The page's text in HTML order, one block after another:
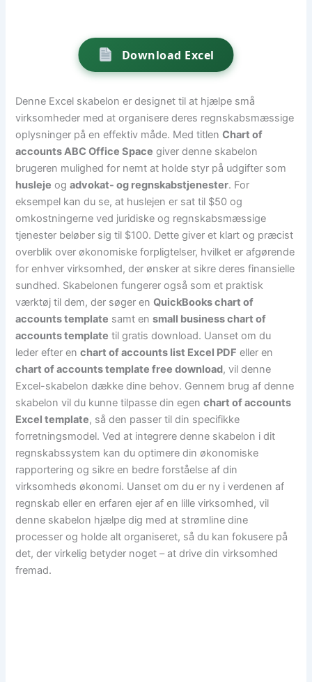
Download Excel
Denne Excel skabelon er designet til at hjælpe små
virksomheder med at organisere deres regnskabsmæssige
oplysninger på en effektiv måde. Med titlenChart of
accounts ABC Office Space giver denne skabelon
brugeren mulighed for nemt at holde styr på udgifter som
husleje ogadvokat- og regnskabstjenester. For
eksempel kan du se, at huslejen er sat til $50 og
omkostningerne ved juridiske og regnskabsmæssige
tjenester beløber sig til $100. Dette giver et klart og præcist
overblik over økonomiske forpligtelser, hvilket er afgørende
for enhver virksomhed, der ønsker at sikre deres finansielle
sundhed. Skabelonen fungerer også som et praktisk
værktøj til dem, der søger enQuickBooks chart of
accounts template samt ensmall business chart of
accounts template til gratis download. Uanset om du
leder efter enchart of accounts list Excel PDF eller en
chart of accounts template free download, vil denne
Excel-skabelon dække dine behov. Gennem brug af denne
skabelon vil du kunne tilpasse din egenchart of accounts
Excel template, så den passer til din specifikke
forretningsmodel. Ved at integrere denne skabelon i dit
regnskabssystem kan du optimere din økonomiske
rapportering og sikre en bedre forståelse af din
virksomheds økonomi. Uanset om du er ny i verdenen af ​​
regnskab eller en erfaren ejer af en lille virksomhed, vil
denne skabelon hjælpe dig med at strømline dine
processer og holde alt organiseret, så du kan fokusere på
det, der virkelig betyder noget – at drive din virksomhed
fremad.